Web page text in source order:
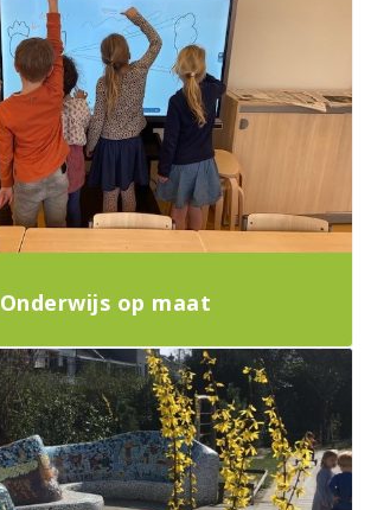
Onderwijs op maat